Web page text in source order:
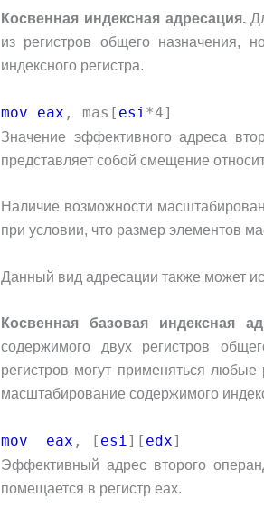
Косвенная индексная адресация.
из регистров общего назначения,
индексного регистра.
mov eax , mas[ esi *4]
Значение эффективного адреса
представляет собой смещение
Наличие возможности
при условии, что размер элементов
Данный вид адресации также может
Косвенная базовая индексная
содержимого двух регистров
регистров могут применяться любые
масштабирование содержимого
mov eax , [ esi][ edx]
Эффективный адрес второго
помещается в регистр eax.